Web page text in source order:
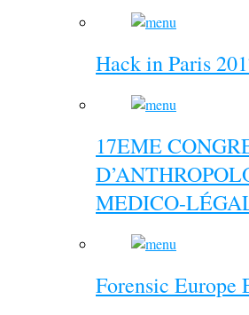
Hack in Paris
17EME
MEDICO-
Forensic Europe